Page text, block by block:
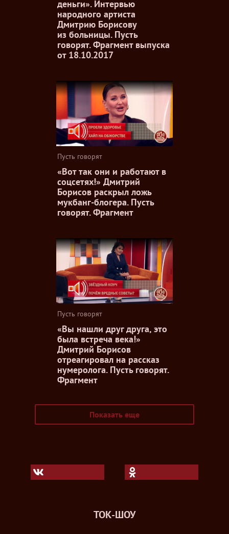
деньги». Интервью
народного артиста
Дмитрию Борисову
из больницы. Пусть
говорят. Фрагмент выпуска
от 18.10.2017
Пусть говорят
«Вот так они и работают в
соцсетях!» Дмитрий
Борисов раскрыл ложь
мукбанг-блогера. Пусть
говорят. Фрагмент
Пусть говорят
«Вы нашли друг друга, это
была встреча века!»
Дмитрий Борисов
отреагировал на рассказ
нумеролога. Пусть говорят.
Фрагмент
Показать еще
ТОК-ШОУ